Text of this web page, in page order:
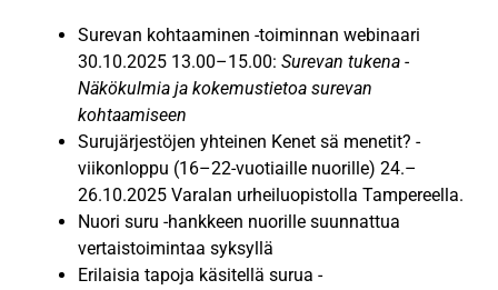
Surevan kohtaaminen -toiminnan webinaari
30.10.2025 13.00–15.00: Surevan tukena -
Näkökulmia ja kokemustietoa surevan
kohtaamiseen
Surujärjestöjen yhteinen Kenet sä menetit? -
viikonloppu (16–22-vuotiaille nuorille) 24.–
26.10.2025 Varalan urheiluopistolla Tampereella.
Nuori suru -hankkeen nuorille suunnattua
vertaistoimintaa syksyllä
Erilaisia tapoja käsitellä surua -